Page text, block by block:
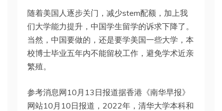
随着美国人逐步关门，减少stem配额，加上我
们大学能力提升，中国学生留学的诉求下降了。
当然，中国要做的，还是要学美国一些大学，本
校博士毕业五年内不能留校工作，避免学术近亲
繁殖。
参考消息网10月13日报道据香港《南华早报》
网站10月10日报道，2022年，清华大学本科和